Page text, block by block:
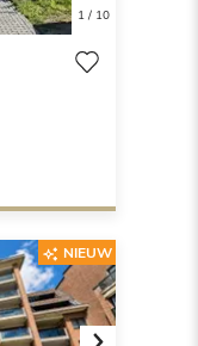
1/ 10
NIEUW